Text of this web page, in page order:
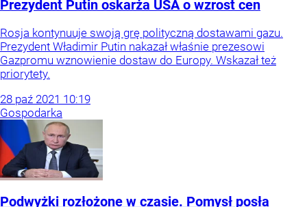
Prezydent Putin oskarża USA o wzrost cen
Rosja kontynuuje swoją grę polityczną dostawami gazu.
Prezydent Władimir Putin nakazał właśnie prezesowi
Gazpromu wznowienie dostaw do Europy. Wskazał też
priorytety.
28 paź 2021 10:19
Gospodarka
Podwyżki rozłożone w czasie. Pomysł posła